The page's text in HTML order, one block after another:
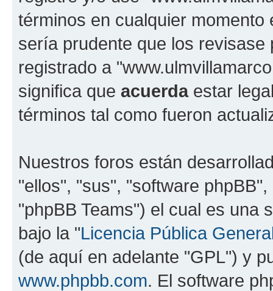
términos en cualquier
sería prudente que los
registrado a
significa que acuerdaestar
términos tal como fueron
Nuestros foros están
"ellos", "sus", "software
"phpBB Teams") el cual es una
bajo la "Licencia Pública
(de aquí en adelante "GPL") y
www.phpbb.com. El software